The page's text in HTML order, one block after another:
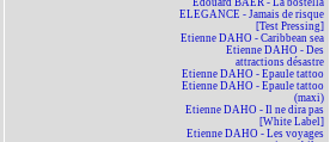
Edouard BAER - La bostella
ELEGANCE - Jamais de risque
[Test Pressing]
Etienne DAHO - Caribbean sea
Etienne DAHO - Des
attractions désastre
Etienne DAHO - Epaule tattoo
Etienne DAHO - Epaule tattoo
(maxi)
Etienne DAHO - Il ne dira pas
[White Label]
Etienne DAHO - Les voyages